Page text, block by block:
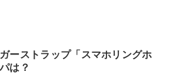
ーストラップ「スマホリングホ
は？